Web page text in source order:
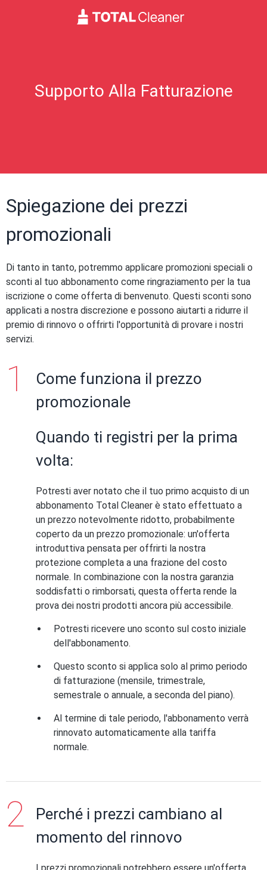
Supporto Alla Fatturazione
Spiegazione dei prezzi
promozionali
Di tanto in tanto, potremmo applicare promozioni speciali o
sconti al tuo abbonamento come ringraziamento per la tua
iscrizione o come offerta di benvenuto. Questi sconti sono
applicati a nostra discrezione e possono aiutarti a ridurre il
premio di rinnovo o offrirti l'opportunità di provare i nostri
servizi.
Come funziona il prezzo
promozionale
Quando ti registri per la prima
volta:
Potresti aver notato che il tuo primo acquisto di un
abbonamento Total Cleaner è stato effettuato a
un prezzo notevolmente ridotto, probabilmente
coperto da un prezzo promozionale: un'offerta
introduttiva pensata per offrirti la nostra
protezione completa a una frazione del costo
normale. In combinazione con la nostra garanzia
soddisfatti o rimborsati, questa offerta rende la
prova dei nostri prodotti ancora più accessibile.
Potresti ricevere uno sconto sul costo iniziale
dell'abbonamento.
Questo sconto si applica solo al primo periodo
di fatturazione (mensile, trimestrale,
semestrale o annuale, a seconda del piano).
Al termine di tale periodo, l'abbonamento verrà
rinnovato automaticamente alla tariffa
normale.
Perché i prezzi cambiano al
momento del rinnovo